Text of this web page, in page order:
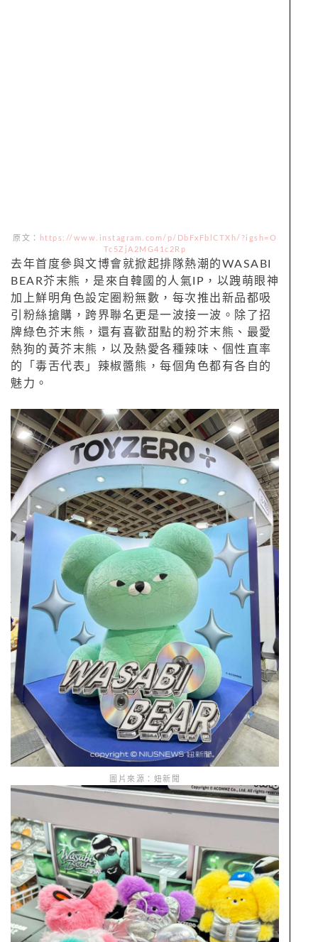
原文：
https://www.instagram.com/p/DbFxFblCTXh/?igsh=O
Tc5ZjA2MG41c2Rp
去年首度參與文博會就掀起排隊熱潮的WASABI
BEAR芥末熊，是來自韓國的人氣IP，以跩萌眼神
加上鮮明角色設定圈粉無數，每次推出新品都吸
引粉絲搶購，跨界聯名更是一波接一波。除了招
牌綠色芥末熊，還有喜歡甜點的粉芥末熊、最愛
熱狗的黃芥末熊，以及熱愛各種辣味、個性直率
的「毒舌代表」辣椒醬熊，每個角色都有各自的
魅力。
圖片來源：妞新聞